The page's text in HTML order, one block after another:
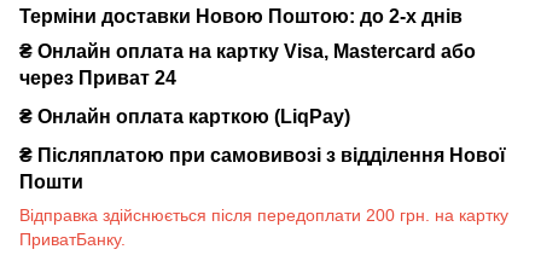
Терміни доставки Новою Поштою: до 2-х днів
₴ Онлайн оплата на картку Visa, Mastercard або
через Приват 24
₴ Онлайн оплата карткою (LiqPay)
₴ Післяплатою при самовивозі з відділення Нової
Пошти
Відправка здійснюється після передоплати 200 грн. на картку
ПриватБанку.